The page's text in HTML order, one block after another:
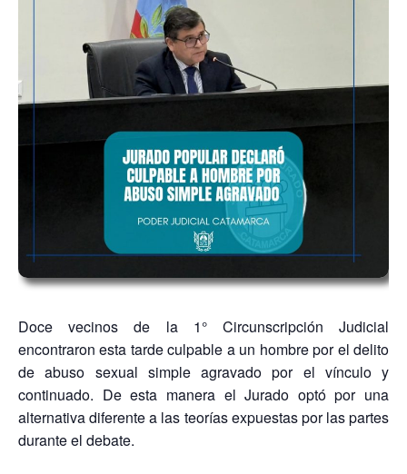
Doce vecinos de la 1° Circunscripción Judicial
encontraron esta tarde culpable a un hombre por el delito
de abuso sexual simple agravado por el vínculo y
continuado. De esta manera el Jurado optó por una
alternativa diferente a las teorías expuestas por las partes
durante el debate.